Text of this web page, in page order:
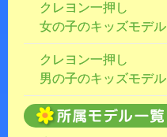
クレヨン一押し
女の子のキッズモデル
クレヨン一押し
男の子のキッズモデル